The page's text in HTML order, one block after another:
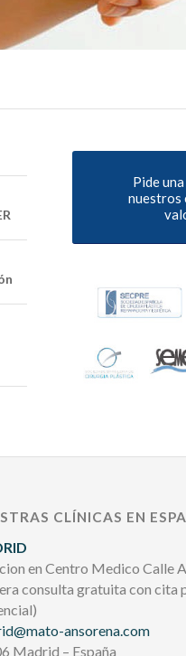
Pide
nuestros
CLÍNICAS EN
en Centro Medico Calle
consulta gratuita con cita
ansorena.com
Madrid – España